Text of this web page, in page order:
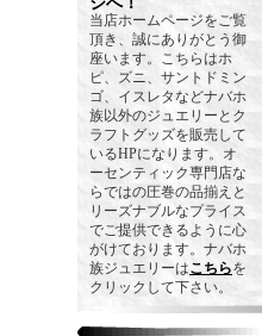
当店ホームページをご覧
頂き、誠にありがとう御
座います。こちらはホ
ピ、ズニ、サントドミン
ゴ、イスレタなどナバホ
族以外のジュエリーとク
ラフトグッズを販売して
いるHPになります。オ
ーセンティック専門店な
らではの圧巻の品揃えと
リーズナブルなプライス
でご提供できるように心
がけております。ナバホ
族ジュエリーはこちらを
クリックして下さい。